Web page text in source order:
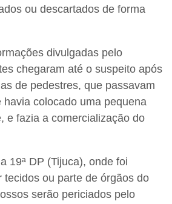
ou descartados de forma
divulgadas pelo
chegaram até o suspeito após
de pedestres, que passavam
havia colocado uma pequena
e fazia a comercialização do
19ª DP (Tijuca), onde foi
tecidos ou parte de órgãos do
serão periciados pelo